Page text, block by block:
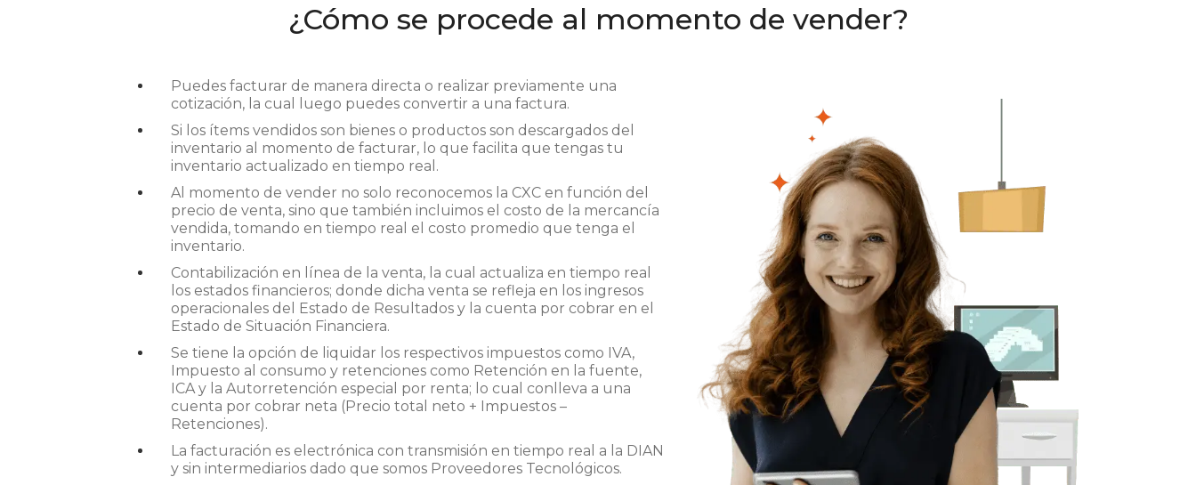
¿Cómo se procede al momento de vender?
Puedes facturar de manera directa o realizar previamente una
cotización, la cual luego puedes convertir a una factura.
Si los ítems vendidos son bienes o productos son descargados del
inventario al momento de facturar, lo que facilita que tengas tu
inventario actualizado en tiempo real.
Al momento de vender no solo reconocemos la CXC en función del
precio de venta, sino que también incluimos el costo de la mercancía
vendida, tomando en tiempo real el costo promedio que tenga el
inventario.
Contabilización en línea de la venta, la cual actualiza en tiempo real
los estados financieros; donde dicha venta se refleja en los ingresos
operacionales del Estado de Resultados y la cuenta por cobrar en el
Estado de Situación Financiera.
Se tiene la opción de liquidar los respectivos impuestos como IVA,
Impuesto al consumo y retenciones como Retención en la fuente,
ICA y la Autorretención especial por renta; lo cual conlleva a una
cuenta por cobrar neta (Precio total neto + Impuestos –
Retenciones).
La facturación es electrónica con transmisión en tiempo real a la DIAN
y sin intermediarios dado que somos Proveedores Tecnológicos.